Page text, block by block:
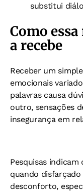
substitui
Como
a recebe
Receber um
emocionais
palavras causa d
outro, sensações
insegurança em
Pesquisas
quando
desconforto,